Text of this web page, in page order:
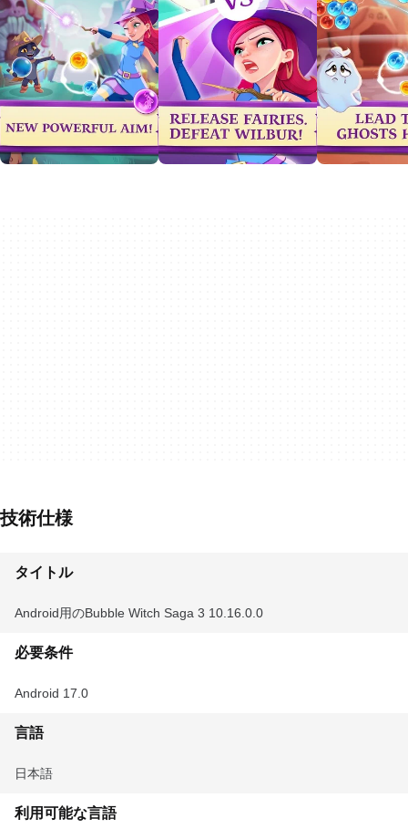
技術仕様
タイトル
Android用のBubble Witch Saga 3 10.16.0.0
必要条件
Android 17.0
言語
日本語
利用可能な言語